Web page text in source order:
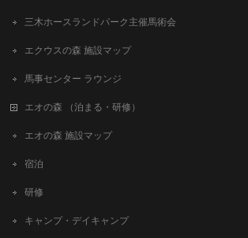
三木ホースランドパーク主催馬術会
エクウスの森 施設マップ
馬事センター ラウンジ
エオの森 （泊まる・研修）
エオの森 施設マップ
宿泊
研修
キャンプ・デイキャンプ